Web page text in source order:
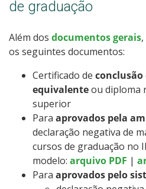
de graduação
Além dos documentos gerais
os seguintes documentos:
Certificado de conclusão
equivalenteou diploma
superior
Para aprovados pela
declaração negativa de
cursos de graduação no
modelo: arquivo PDF |
Para aprovados pelo